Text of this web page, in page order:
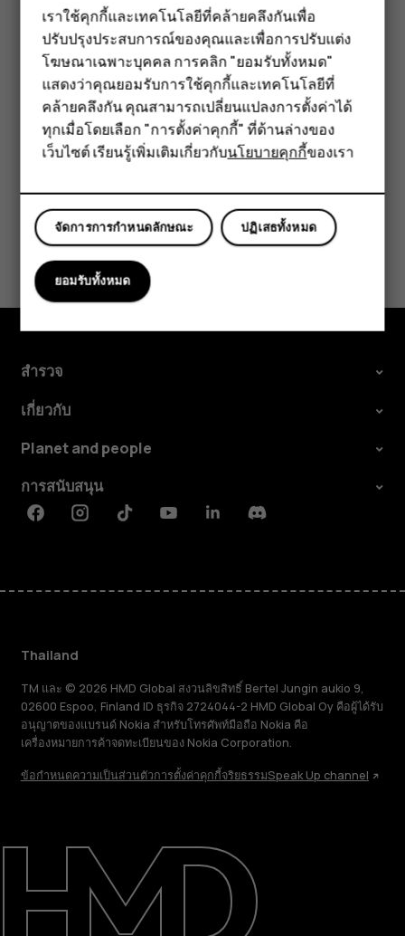
สมาร์ทโฟน
ฟีเจอร์โฟน
อุปกรณ์เสริม
แท็บเล็ต
เกี่ยวกับ
ซ่อมแซม ใช้ซ้ำ รีไซเคิล
การสนับสนุน
ต้องการเข้าถึงบนโทรศัพท์ของคุณ ให้ใช้สาย USB เพื่อซิงค์สื่อ
ระหว่างโทรศัพท์และคอมพิวเตอร์ของคุณ
ต่อโทรศัพท์กับคอมพิวเตอร์ที่ใช้ร่วมกันได้ด้วยสาย USB
ในตัวจัดการไฟล์ของคอมพิวเตอร์ของคุณ ลากและวาง
เพลงและวิดีโอของคุณลงในโทรศัพท์ของคุณ
ข้อมูลนี้มีประโยชน์กับคุณหรือไม่
ใช่ ไม่
สำรวจ
เกี่ยวกับ
Planet and people
การสนับสนุน
FacebookInstagramTiktokYoutubeLinkedinDiscord
Thailand
TM และ © 2026 HMD Global สงวนลิขสิทธิ์ Bertel Jungin aukio 9,
02600 Espoo, Finland ID ธุรกิจ 2724044-2 HMD Global Oy คือผู้ได้รับ
อนุญาตของแบรนด์ Nokia สำหรับโทรศัพท์มือถือ Nokia คือ
เครื่องหมายการค้าจดทะเบียนของ Nokia Corporation.
ข้อกำหนดความเป็นส่วนตัวการตั้งค่าคุกกี้จริยธรรมSpeak Up channel
เราใช้คุกกี้และเทคโนโลยีที่คล้ายคลึงกันเพื่อ
ปรับปรุงประสบการณ์ของคุณและเพื่อการปรับแต่ง
โฆษณาเฉพาะบุคคล การคลิก "ยอมรับทั้งหมด"
แสดงว่าคุณยอมรับการใช้คุกกี้และเทคโนโลยีที่
คล้ายคลึงกัน คุณสามารถเปลี่ยนแปลงการตั้งค่าได้
ทุกเมื่อโดยเลือก "การตั้งค่าคุกกี้" ที่ด้านล่างของ
เว็บไซต์ เรียนรู้เพิ่มเติมเกี่ยวกับนโยบายคุกกี้ของเรา
ปฏิเสธทั้งหมด
จัดการการกำหนดลักษณะ
ยอมรับทั้งหมด